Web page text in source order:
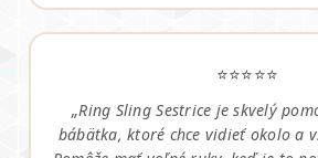
⭐⭐⭐⭐⭐
„Ring Sling Sestrice je skvelý
bábätka, ktoré chce vidieť okolo a